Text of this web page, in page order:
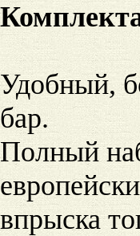
Удобный,
бар.
Полный
впрыска